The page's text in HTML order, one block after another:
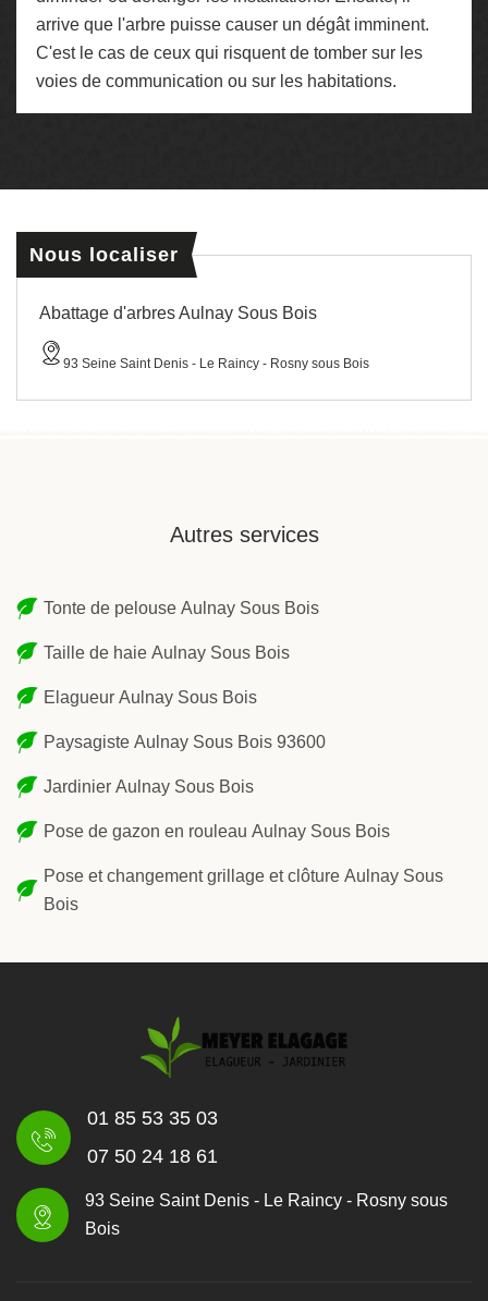
arrive que l'arbre puisse causer un dégât imminent.
C'est le cas de ceux qui risquent de tomber sur les
voies de communication ou sur les habitations.
Nous localiser
Abattage d'arbres Aulnay Sous Bois
93 Seine Saint Denis - Le Raincy - Rosny sous Bois
Autres services
Tonte de pelouse Aulnay Sous Bois
Taille de haie Aulnay Sous Bois
Elagueur Aulnay Sous Bois
Paysagiste Aulnay Sous Bois 93600
Jardinier Aulnay Sous Bois
Pose de gazon en rouleau Aulnay Sous Bois
Pose et changement grillage et clôture Aulnay Sous
Bois
01 85 53 35 03
07 50 24 18 61
93 Seine Saint Denis - Le Raincy - Rosny sous
Bois